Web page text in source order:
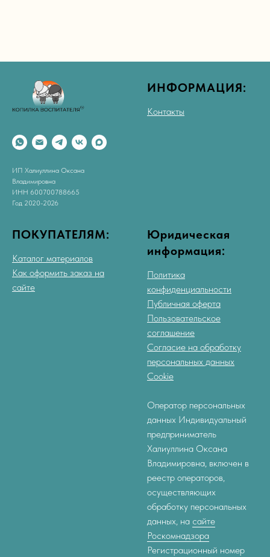
ИП Халиуллина Оксана
Владимировна
ИНН 600700788665
Год 2020-2026
ИНФОРМАЦИЯ:
Контакты
ПОКУПАТЕЛЯМ:
Каталог материалов
Как оформить заказ на
сайте
Юридическая
информация:
Политика
конфиденциальности
Публичная оферта
Пользовательское
соглашение
Согласие на обработку
персональных данных
Cookie
Оператор персональных
данных Индивидуальный
предприниматель
Халиуллина Оксана
Владимировна, включен в
реестр операторов,
осуществляющих
обработку персональных
данных, на сайте
Роскомнадзора
Регистрационный номер